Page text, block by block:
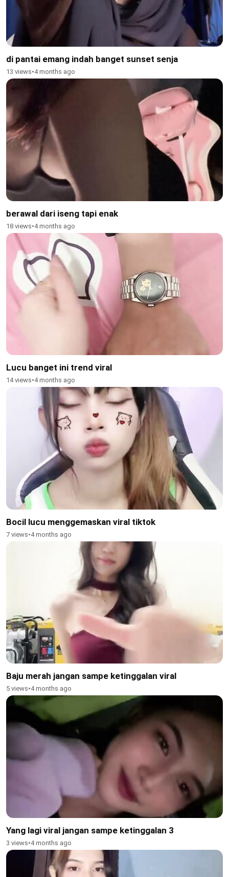
di pantai emang indah banget sunset senja
13 views•4 months ago
berawal dari iseng tapi enak
18 views•4 months ago
Lucu banget ini trend viral
14 views•4 months ago
Bocil lucu menggemaskan viral tiktok
7 views•4 months ago
Baju merah jangan sampe ketinggalan viral
5 views•4 months ago
Yang lagi viral jangan sampe ketinggalan 3
3 views•4 months ago